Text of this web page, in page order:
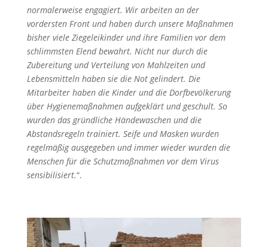
normalerweise engagiert. Wir arbeiten an der
vordersten Front und haben durch unsere Maßnahmen
bisher viele Ziegeleikinder und ihre Familien vor dem
schlimmsten Elend bewahrt. Nicht nur durch die
Zubereitung und Verteilung von Mahlzeiten und
Lebensmitteln haben sie die Not gelindert. Die
Mitarbeiter haben die Kinder und die Dorfbevölkerung
über Hygienemaßnahmen aufgeklärt und geschult. So
wurden das gründliche Händewaschen und die
Abstandsregeln trainiert. Seife und Masken wurden
regelmäßig ausgegeben und immer wieder wurden die
Menschen für die Schutzmaßnahmen vor dem Virus
sensibilisiert.“.